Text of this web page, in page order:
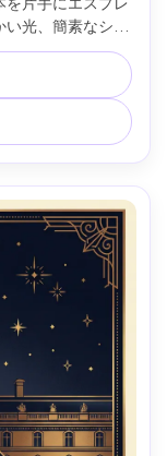
を片手にエスプレ
い光、簡素なシル
ンチブルーの限
書体と擦れたイ
レイアウトのため
度 --ar 4:5